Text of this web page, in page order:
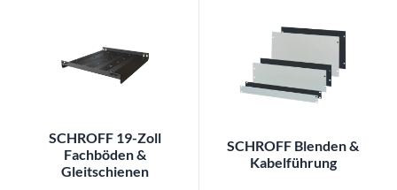
SCHROFF 19-Zoll
Fachböden &
Gleitschienen
SCHROFF Blenden &
Kabelführung